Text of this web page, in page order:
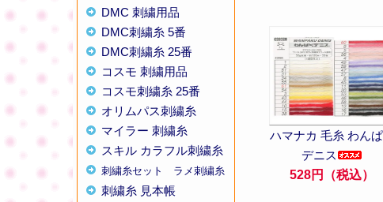
DMC 刺繍用品
DMC刺繍糸 5番
DMC刺繍糸 25番
コスモ 刺繍用品
コスモ刺繍糸 25番
オリムパス刺繍糸
マイラー 刺繍糸
スキル カラフル刺繍糸
刺繍糸セット ラメ刺繍糸
刺繍糸 見本帳
ハマナカ 毛糸 わんぱ
デニス
528円（税込）